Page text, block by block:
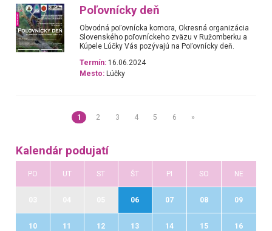
Poľovnícky deň
Obvodná poľovnícka komora, Okresná organizácia
Slovenského poľovníckeho zväzu v Ružomberku a
Kúpele Lúčky Vás pozývajú na Poľovnícky deň.
Termín: 16.06.2024
Mesto: Lúčky
1 2 3 4 5 6 »
Kalendár podujatí
PO UT ST ŠT PI SO NE
06 07 08 09
10 11 12 13 14 15 16